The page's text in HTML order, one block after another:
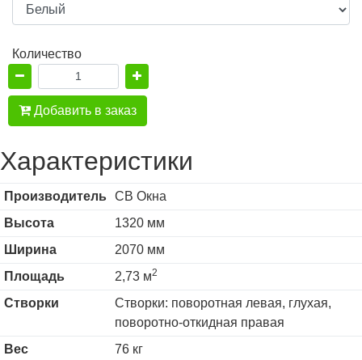
Количество
Добавить в заказ
Характеристики
Производитель
СВ Окна
Высота
1320 мм
Ширина
2070 мм
Площадь
2,73 м2
Створки
Створки: поворотная левая, глухая,
поворотно-откидная правая
Вес
76 кг